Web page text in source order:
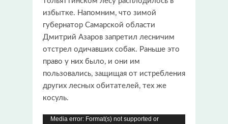
избытке. Напомним, что зимой
губернатор Самарской области
Дмитрий Азаров запретил лесничим
отстрел одичавших собак. Раньше это
право у них было, и они им
пользовались, защищая от истребления
других лесных обитателей, тех же
косуль.
Видеоплеер
Media error: Format(s) not supported or